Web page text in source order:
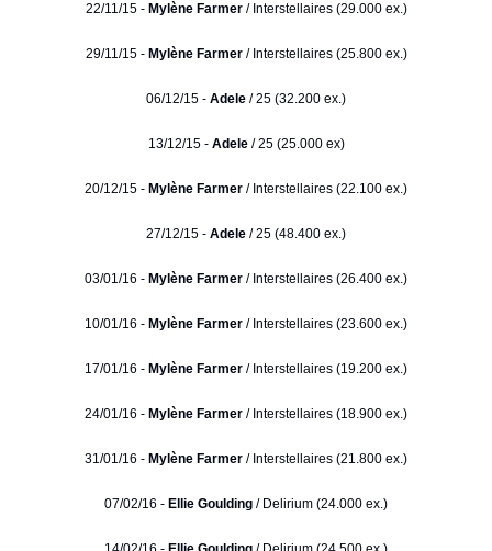
22/11/15 - Mylène Farmer/ Interstellaires (29.000 ex.)
29/11/15 - Mylène Farmer/ Interstellaires (25.800 ex.)
06/12/15 - Adele / 25 (32.200 ex.)
13/12/15 - Adele / 25 (25.000 ex)
20/12/15 - Mylène Farmer / Interstellaires (22.100 ex.)
27/12/15 - Adele / 25 (48.400 ex.)
03/01/16 - Mylène Farmer / Interstellaires (26.400 ex.)
10/01/16 - Mylène Farmer / Interstellaires (23.600 ex.)
17/01/16 - Mylène Farmer / Interstellaires (19.200 ex.)
24/01/16 - Mylène Farmer / Interstellaires (18.900 ex.)
31/01/16 - Mylène Farmer / Interstellaires (21.800 ex.)
07/02/16 - Ellie Goulding / Delirium (24.000 ex.)